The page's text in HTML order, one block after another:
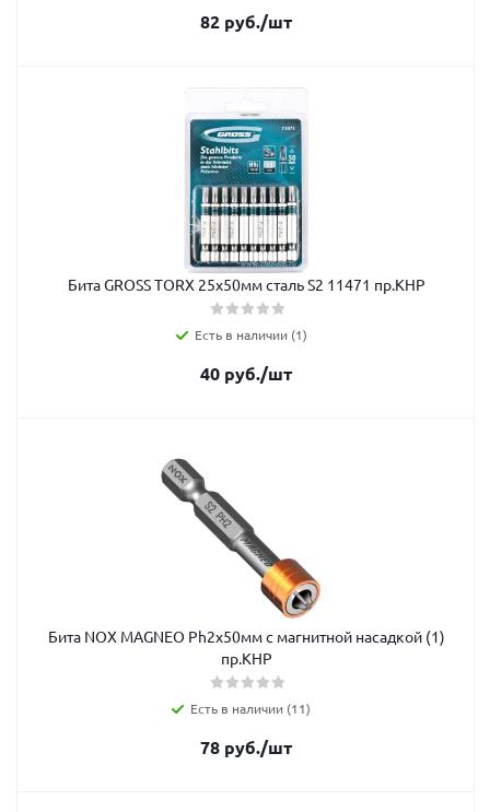
82 руб./шт
Бита GROSS TORX 25x50мм сталь S2 11471 пр.КНР
Есть в наличии (1)
40 руб./шт
Бита NOX MAGNEO Ph2х50мм с магнитной насадкой (1)
пр.КНР
Есть в наличии (11)
78 руб./шт